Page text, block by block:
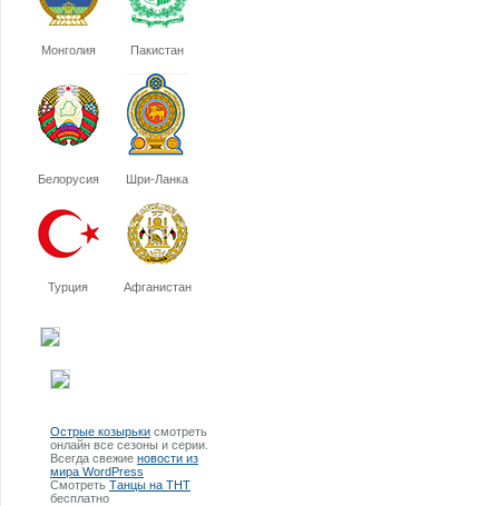
Монголия Пакистан
Белорусия Шри-Ланка
Турция Афганистан
Острые козырьки смотреть
онлайн все сезоны и серии.
Всегда свежие новости из
мира WordPress
Смотреть Танцы на ТНТ
бесплатно